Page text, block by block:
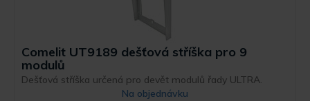
Comelit UT9189 dešťová stříška pro 9
modulů
Dešťová stříška určená pro devět modulů řady ULTRA.
Na objednávku